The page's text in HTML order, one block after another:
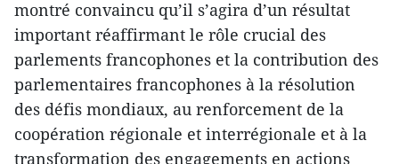
montré convaincu qu’il s’agira d’un résultat
important réaffirmant le rôle crucial des
parlements francophones et la contribution des
parlementaires francophones à la résolution
des défis mondiaux, au renforcement de la
coopération régionale et interrégionale et à la
transformation des engagements en actions